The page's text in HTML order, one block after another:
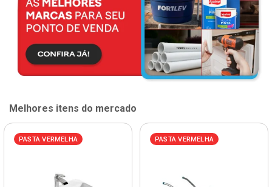
Melhores itens do mercado
PASTA VERMELHA PASTA VERMELHA